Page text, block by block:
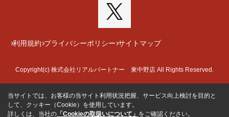
利用規約 プライバシーポリシー サイトマップ
Copyright(c) 株式会社リアルパートナー 東中野店 All Rights Reserved.
当サイトでは、お客様の当サイト利用状況把握、サービス向上検討を目的と
して、クッキー（Cookie）を使用しています。
詳しくは、当社の 「Cookieの取扱いについて」 をご確認ください。